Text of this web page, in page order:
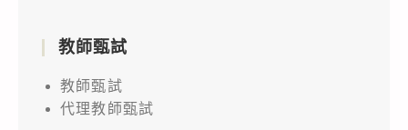
教師甄試
教師甄試
代理教師甄試